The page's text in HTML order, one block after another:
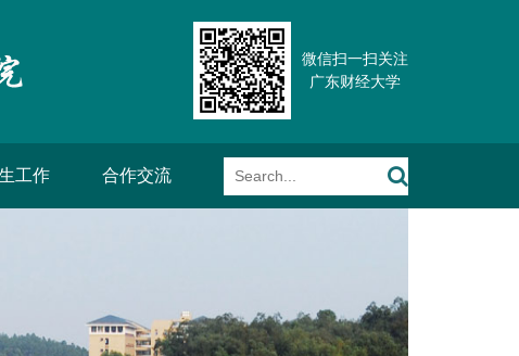
微信扫一扫关注
广东财经大学
工作 合作交流